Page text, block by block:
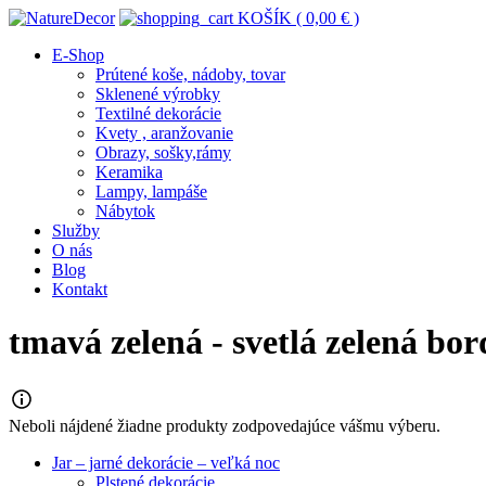
KOŠÍK ( 0,00 € )
E-Shop
Prútené koše, nádoby, tovar
Sklenené výrobky
Textilné dekorácie
Kvety , aranžovanie
Obrazy, sošky,rámy
Keramika
Lampy, lampáše
Nábytok
Služby
O nás
Blog
Kontakt
tmavá zelená - svetlá zelená
Neboli nájdené žiadne produkty zodpovedajúce vášmu výberu.
Jar – jarné dekorácie – veľká noc
Plstené dekorácie